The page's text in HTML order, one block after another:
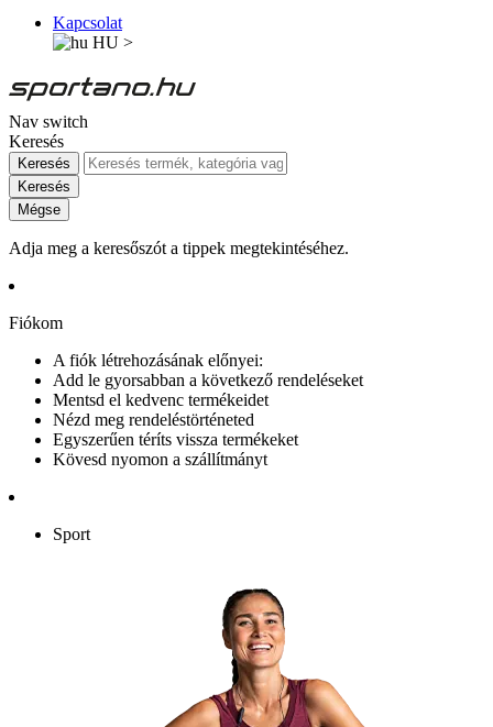
Kapcsolat
HU >
Nav switch
Keresés
Keresés
Keresés
Mégse
Adja meg a keresőszót a tippek megtekintéséhez.
Fiókom
A fiók létrehozásának előnyei:
Add le gyorsabban a következő rendeléseket
Mentsd el kedvenc termékeidet
Nézd meg rendeléstörténeted
Egyszerűen téríts vissza termékeket
Kövesd nyomon a szállítmányt
Sport